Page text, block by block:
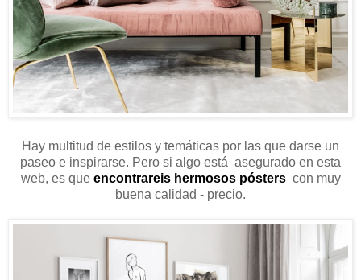
Hay multitud de estilos y temáticas por las que darse un
paseo e inspirarse. Pero si algo está asegurado en esta
web, es que encontrareis hermosos pósters con muy
buena calidad - precio.